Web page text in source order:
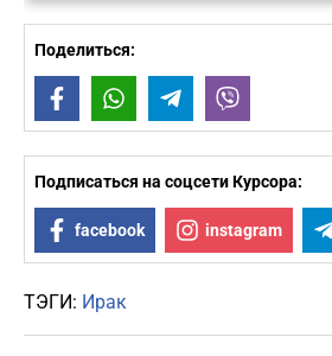
Поделиться:
FacebookWhatsAppTelegram
Подписаться на соцсети Курсора:
facebook instagram
ТЭГИ: Ирак